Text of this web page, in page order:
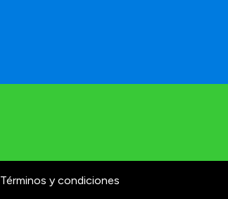
Términos y condiciones